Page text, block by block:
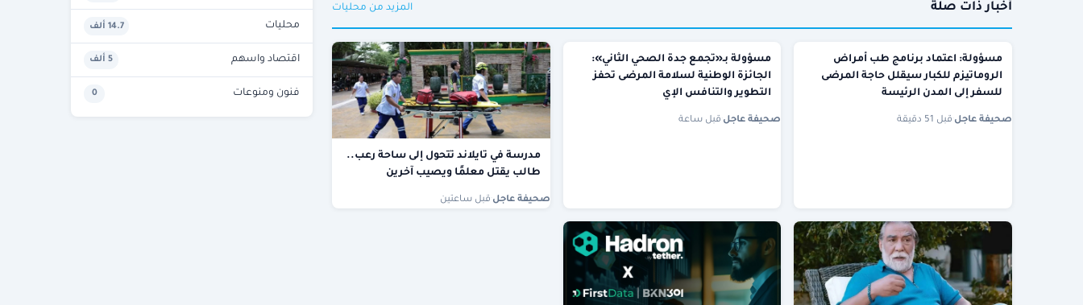
أخبار ذات صلة المزيد من محليات
مسؤولة: اعتماد برنامج طب أمراض
الروماتيزم للكبار سيقلل حاجة المرضى
للسفر إلى المدن الرئيسة
صحيفة عاجل قبل 51 دقيقة
مسؤولة بـ«تجمع جدة الصحي الثاني»:
الجائزة الوطنية لسلامة المرضى تحفز
التطوير والتنافس الإي
صحيفة عاجل قبل ساعة
مدرسة في تايلاند تتحول إلى ساحة رعب..
طالب يقتل معلمًا ويصيب آخرين
صحيفة عاجل قبل ساعتين
محليات 14.7 ألف
اقتصاد واسهم 5 ألف
فنون ومنوعات 0